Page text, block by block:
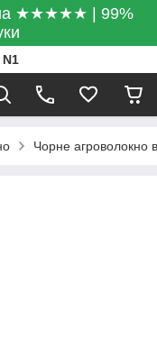
★★★★★ | 99%
Чорне агроволокно